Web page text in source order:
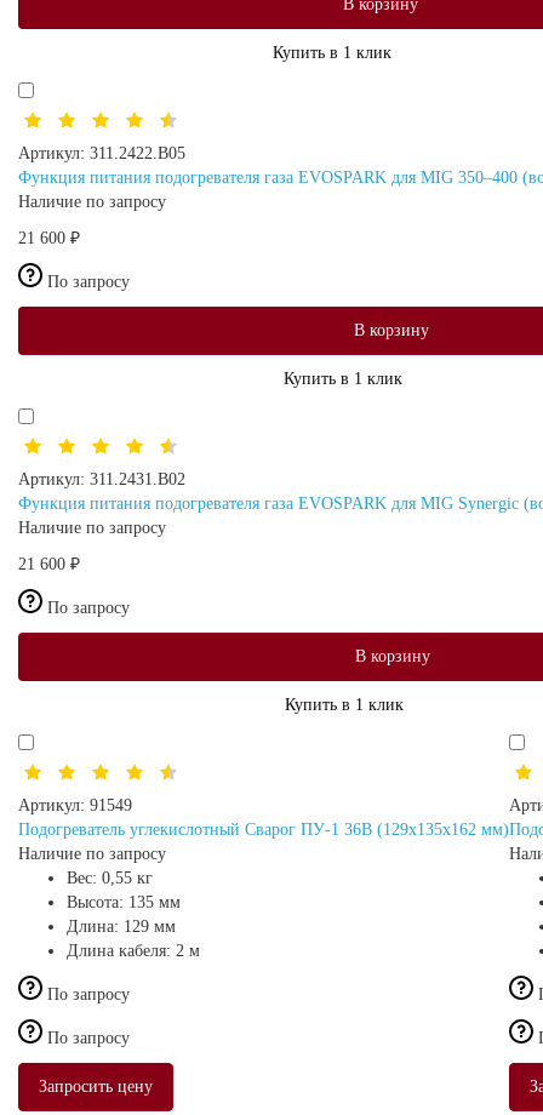
В корзину
Купить в 1 клик
Артикул: 311.2422.В05
Функция питания подогревателя газа EVOSPARK для MIG 350–400
Наличие по запросу
21 600 ₽
По запросу
В корзину
Купить в 1 клик
Артикул: 311.2431.В02
Функция питания подогревателя газа EVOSPARK для MIG Synergic
Наличие по запросу
21 600 ₽
По запросу
В корзину
Купить в 1 клик
Артикул: 91549
Подогреватель углекислотный Сварог ПУ-1 36В (129x135x162 мм)
Наличие по запросу
Вес: 0,55 кг
Высота: 135 мм
Длина: 129 мм
Длина кабеля: 2 м
По запросу
По запросу
Запросить цену